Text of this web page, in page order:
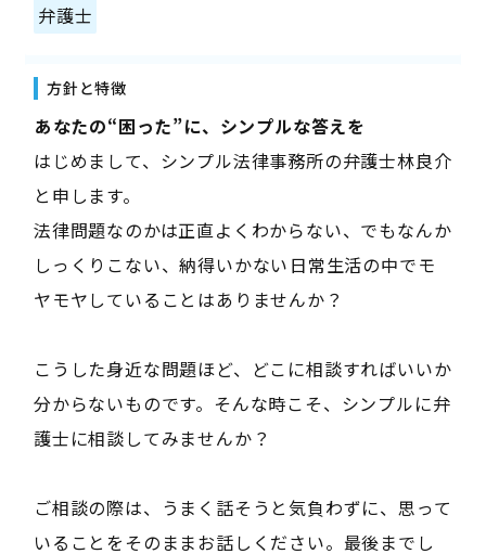
弁護士
方針と特徴
――あなたの“困った”に、シンプルな答えを――
はじめまして、シンプル法律事務所の弁護士林良介
と申します。
法律問題なのかは正直よくわからない、でもなんか
しっくりこない、納得いかない――日常生活の中でモ
ヤモヤしていることはありませんか？
こうした身近な問題ほど、どこに相談すればいいか
分からないものです。そんな時こそ、シンプルに弁
護士に相談してみませんか？
ご相談の際は、うまく話そうと気負わずに、思って
いることをそのままお話しください。最後までし